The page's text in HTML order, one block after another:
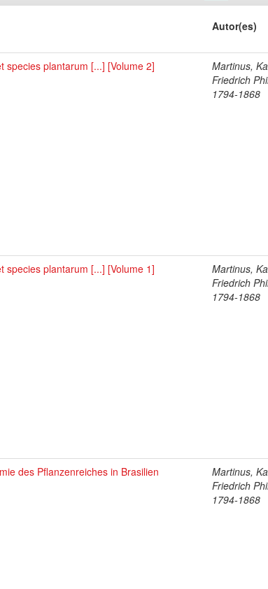
Autor(es)
species plantarum [...] [Volume 2]
Martinus,
Friedrich
1794-1868
species plantarum [...] [Volume 1]
Martinus,
Friedrich
1794-1868
des Pflanzenreiches in Brasilien
Martinus,
Friedrich
1794-1868